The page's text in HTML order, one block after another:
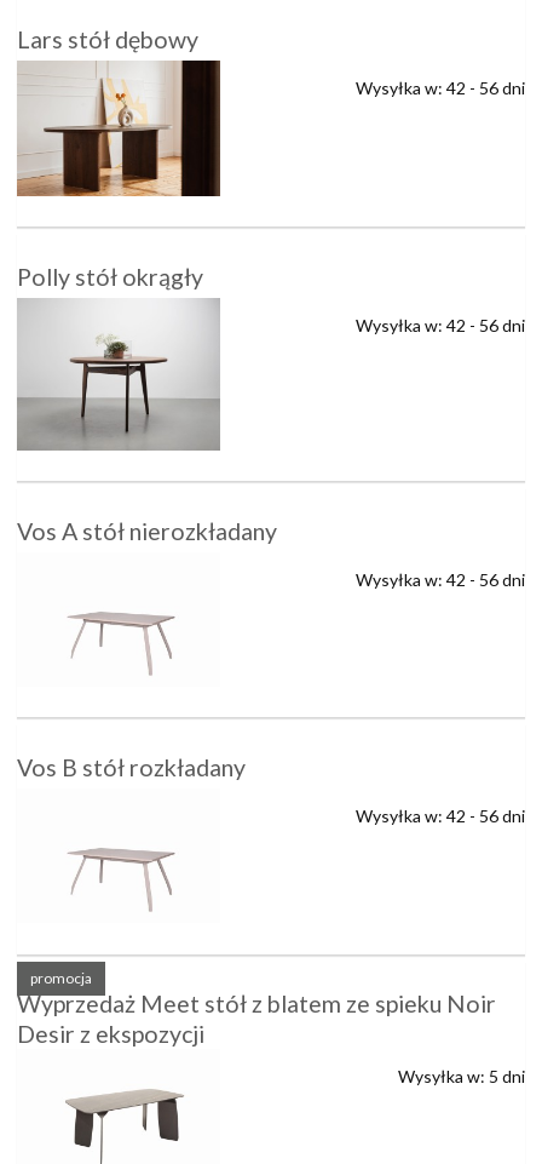
Lars stół dębowy
Wysyłka w: 42 - 56 dni
Polly stół okrągły
Wysyłka w: 42 - 56 dni
Vos A stół nierozkładany
Wysyłka w: 42 - 56 dni
Vos B stół rozkładany
Wysyłka w: 42 - 56 dni
Wyprzedaż Meet stół z blatem ze spieku Noir
Desir z ekspozycji
Wysyłka w: 5 dni
promocja